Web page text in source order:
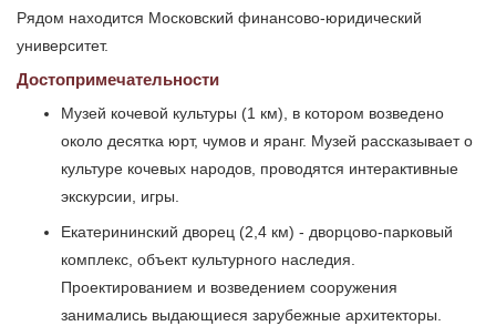
Рядом находится Московский финансово-юридический
университет.
Достопримечательности
Музей кочевой культуры (1 км), в котором возведено
около десятка юрт, чумов и яранг. Музей рассказывает о
культуре кочевых народов, проводятся интерактивные
экскурсии, игры.
Екатерининский дворец (2,4 км) - дворцово-парковый
комплекс, объект культурного наследия.
Проектированием и возведением сооружения
занимались выдающиеся зарубежные архитекторы.